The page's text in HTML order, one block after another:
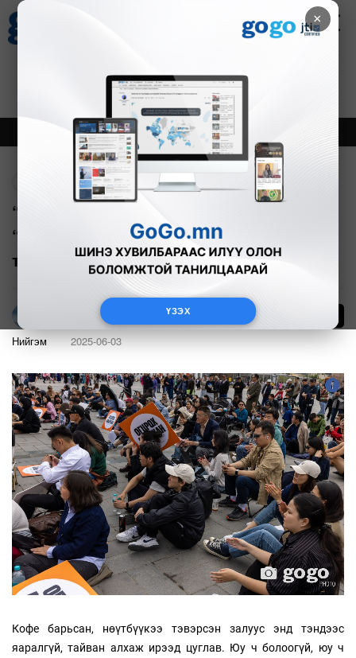
×
ҮЗЭХ
Зурхай
8.08
Онцлох Шинэ
“Огцрох амархан” жагсаалын үр дүн:
“Ажлаа хийнэ, зээлээ
төлнө...амьдарна даа”
Г.Тэгшсүрэн
Нийгэм 2025-06-03
Кофе барьсан, нөүтбүүкээ тэвэрсэн залуус энд тэндээс
яаралгүй, тайван алхаж ирээд цуглав. Юу ч болоогүй, юу ч